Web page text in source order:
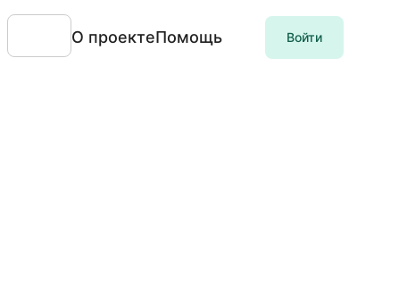
О проектеПомощь Войти